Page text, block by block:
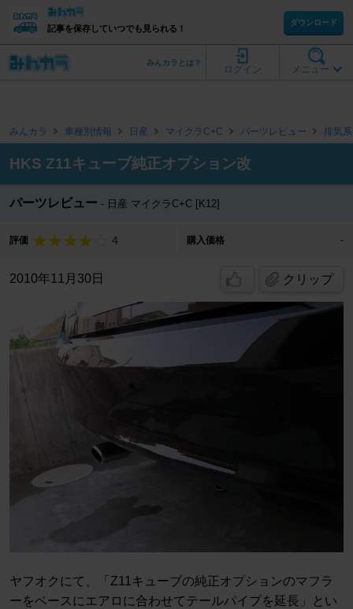
記事を保存していつでも見られる！
ダウンロード
メニュー
ログイン
みんカラとは？
みんカラ 車種別情報 日産 マイクラC+C パーツレビュー 排気系
HKS Z11キューブ純正オプション改
パーツレビュー 日産 マイクラC+C [K12]
評価 4 購入価格 -
2010年11月30日 クリップ
ヤフオクにて、「Z11キューブの純正オプションのマフラ
ーをベースにエアロに合わせてテールパイプを延長」とい